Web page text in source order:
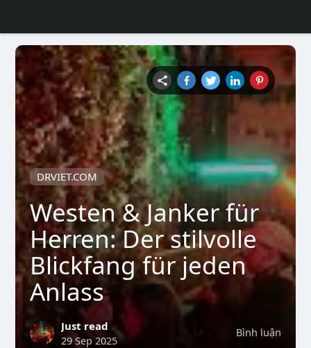
DRVIET.COM
Westen & Janker für
Herren: Der stilvolle
Blickfang für jeden
Anlass
Bình luận
Just read
29 Sep 2025